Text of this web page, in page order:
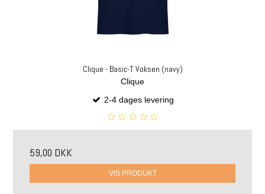
Clique - Basic-T Voksen (navy)
Clique
2-4 dages levering
59,00 DKK
VIS PRODUKT